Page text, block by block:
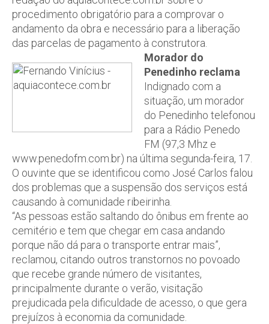
procedimento obrigatório para a comprovar o
andamento da obra e necessário para a liberação
das parcelas de pagamento à construtora.
Morador do
Penedinho reclama
Indignado com a
situação, um morador
do Penedinho telefonou
para a Rádio Penedo
FM (97,3 Mhz e
www.penedofm.com.br) na última segunda-feira, 17.
O ouvinte que se identificou como José Carlos falou
dos problemas que a suspensão dos serviços está
causando à comunidade ribeirinha.
“As pessoas estão saltando do ônibus em frente ao
cemitério e tem que chegar em casa andando
porque não dá para o transporte entrar mais”,
reclamou, citando outros transtornos no povoado
que recebe grande número de visitantes,
principalmente durante o verão, visitação
prejudicada pela dificuldade de acesso, o que gera
prejuízos à economia da comunidade.